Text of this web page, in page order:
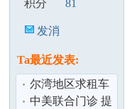
积分 81
发消
Ta最近发表:
尔湾地区求租车
中美联合门诊 提